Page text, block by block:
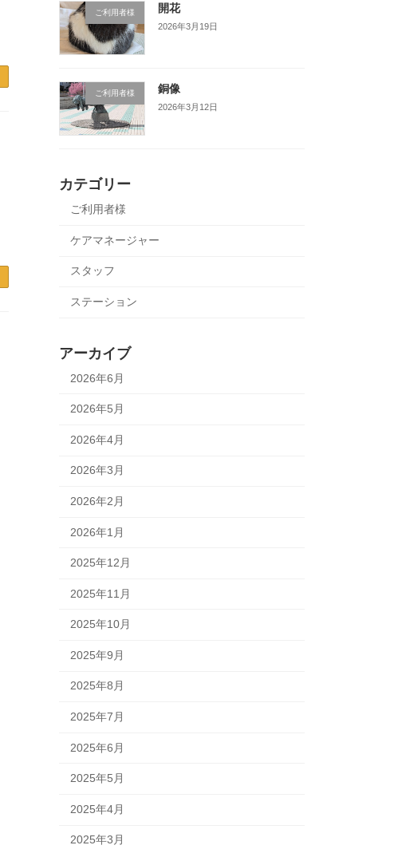
ご利用者様 開花
2026年3月19日
ご利用者様 銅像
2026年3月12日
カテゴリー
ご利用者様
ケアマネージャー
スタッフ
ステーション
アーカイブ
2026年6月
2026年5月
2026年4月
2026年3月
2026年2月
2026年1月
2025年12月
2025年11月
2025年10月
2025年9月
2025年8月
2025年7月
2025年6月
2025年5月
2025年4月
2025年3月